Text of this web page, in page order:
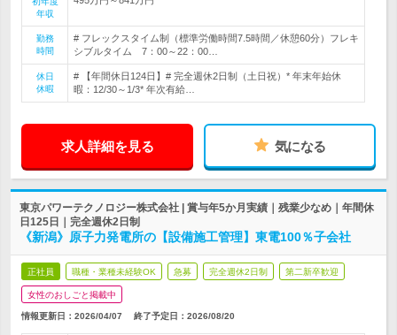
年収
勤務
時間
# フレックスタイム制（標準労働時間7.5時間／休憩60分）フレキ
シブルタイム 7：00～22：00…
休日
休暇
# 【年間休日124日】# 完全週休2日制（土日祝）* 年末年始休
暇：12/30～1/3* 年次有給…
求人詳細を見る 気になる
東京パワーテクノロジー株式会社 | 賞与年5か月実績｜残業少なめ｜年間休
日125日｜完全週休2日制
《新潟》原子力発電所の【設備施工管理】東電100％子会社
正社員 職種・業種未経験OK 急募 完全週休2日制 第二新卒歓迎
女性のおしごと掲載中
情報更新日：2026/04/07 終了予定日： 2026/08/20